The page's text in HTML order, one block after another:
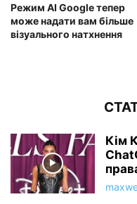
Режим AI Google тепер
може надати вам більше
візуального натхнення
Кім